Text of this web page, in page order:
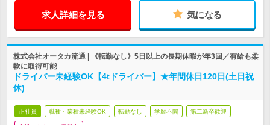
求人詳細を見る 気になる
株式会社オータカ流通 | 《転勤なし》5日以上の長期休暇が年3回／有給も柔
軟に取得可能
ドライバー未経験OK【4tドライバー】★年間休日120日(土日祝
休)
正社員 職種・業種未経験OK 転勤なし 学歴不問 第二新卒歓迎